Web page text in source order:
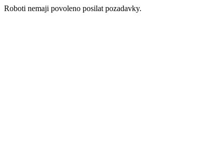
Roboti nemaji povoleno posilat pozadavky.